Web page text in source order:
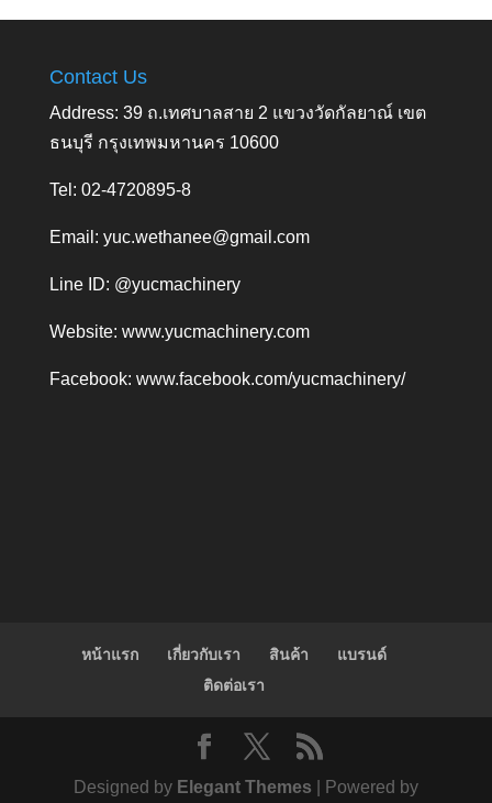
Contact Us
Address: 39 ถ.เทศบาลสาย 2 แขวงวัดกัลยาณ์ เขต
ธนบุรี กรุงเทพมหานคร 10600
Tel: 02-4720895-8
Email: yuc.wethanee@gmail.com
Line ID: @yucmachinery
Website: www.yucmachinery.com
Facebook: www.facebook.com/yucmachinery/
หน้าแรก เกี่ยวกับเรา สินค้า
แบรนด์
ติดต่อเรา
Designed by Elegant Themes | Powered by